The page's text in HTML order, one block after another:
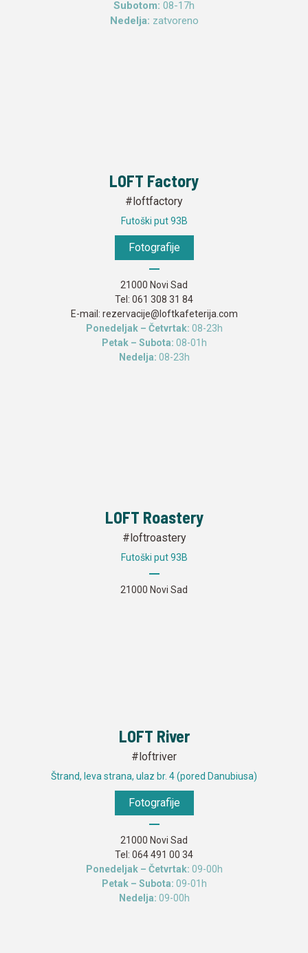
Subotom: 08-17h
Nedelja: zatvoreno
LOFT Factory
#loftfactory
Futoški put 93B
Fotografije
21000 Novi Sad
Tel: 061 308 31 84
E-mail: rezervacije@loftkafeterija.com
Ponedeljak – Četvrtak: 08-23h
Petak – Subota: 08-01h
Nedelja: 08-23h
LOFT Roastery
#loftroastery
Futoški put 93B
21000 Novi Sad
LOFT River
#loftriver
Štrand, leva strana, ulaz br. 4 (pored Danubiusa)
Fotografije
21000 Novi Sad
Tel: 064 491 00 34
Ponedeljak – Četvrtak: 09-00h
Petak – Subota: 09-01h
Nedelja: 09-00h